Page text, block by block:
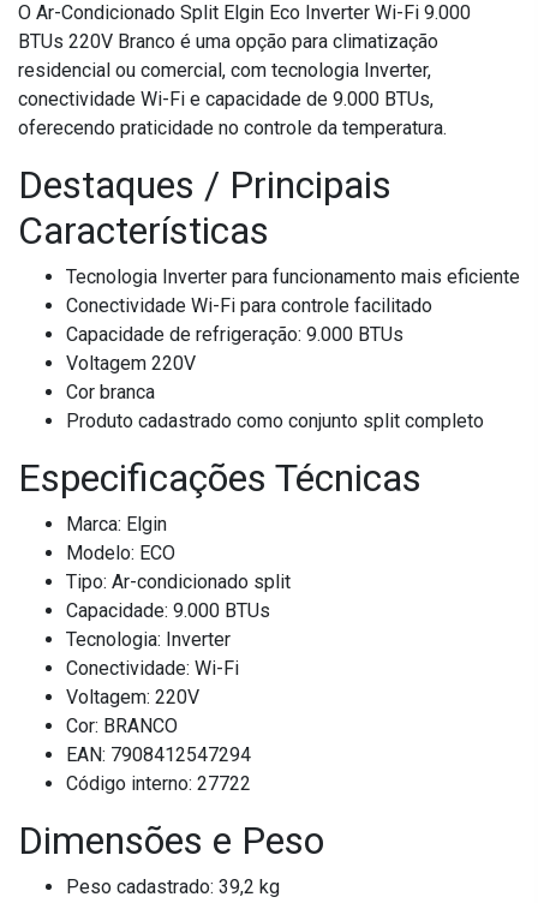
O Ar-Condicionado Split Elgin Eco Inverter Wi-Fi 9.000
BTUs 220V Branco é uma opção para climatização
residencial ou comercial, com tecnologia Inverter,
conectividade Wi-Fi e capacidade de 9.000 BTUs,
oferecendo praticidade no controle da temperatura.
Destaques / Principais
Características
Tecnologia Inverter para funcionamento mais eficiente
Conectividade Wi-Fi para controle facilitado
Capacidade de refrigeração: 9.000 BTUs
Voltagem 220V
Cor branca
Produto cadastrado como conjunto split completo
Especificações Técnicas
Marca: Elgin
Modelo: ECO
Tipo: Ar-condicionado split
Capacidade: 9.000 BTUs
Tecnologia: Inverter
Conectividade: Wi-Fi
Voltagem: 220V
Cor: BRANCO
EAN: 7908412547294
Código interno: 27722
Dimensões e Peso
Peso cadastrado: 39,2 kg